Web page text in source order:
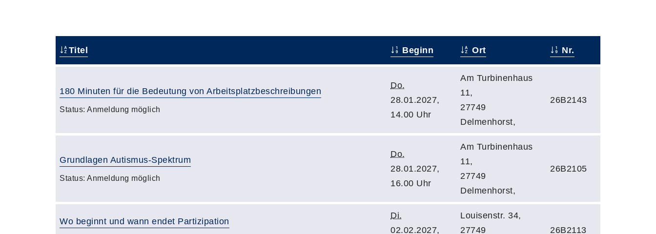
Titel Beginn Ort Nr.
180 Minuten für die Bedeutung von Arbeitsplatzbeschreibungen
Status: Anmeldung möglich
Do.
28.01.2027,
14.00 Uhr
Am Turbinenhaus
11,
27749
Delmenhorst,
26B2143
Grundlagen Autismus-Spektrum
Status: Anmeldung möglich
Do.
28.01.2027,
16.00 Uhr
Am Turbinenhaus
11,
27749
Delmenhorst,
26B2105
Wo beginnt und wann endet Partizipation
Di.
02.02.2027,
Louisenstr. 34,
27749
26B2113